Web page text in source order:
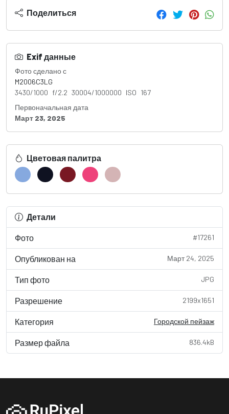
Поделиться
Exif данные
Фото сделано с
M2006C3LG
3430/1000 f/2.2 30004/1000000 ISO 167
Первоначальная дата
Март 23, 2025
Цветовая палитра
Детали
Фото #17261
Опубликован на Март 24, 2025
Тип фото JPG
Разрешение 2199x1651
Категория Городской пейзаж
Размер файла 836.4kB